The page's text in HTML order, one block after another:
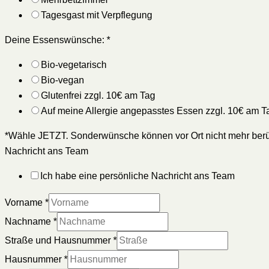
Tagesgast mit Verpflegung
Deine Essenswünsche: *
Bio-vegetarisch
Bio-vegan
Glutenfrei zzgl. 10€ am Tag
Auf meine Allergie angepasstes Essen zzgl. 10€ am
*Wähle JETZT. Sonderwünsche können vor Ort nicht mehr
Nachricht ans Team
Ich habe eine persönliche Nachricht ans Team
Vorname *
Nachname *
Straße und Hausnummer *
Hausnummer *